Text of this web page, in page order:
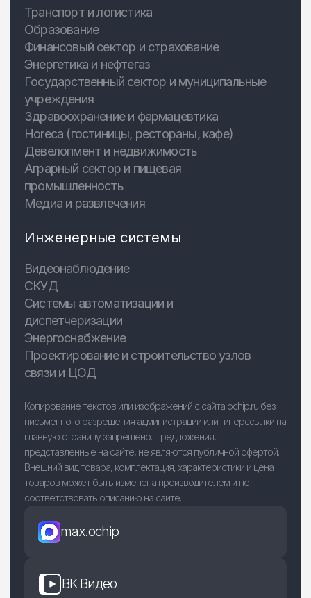
Транспорт и логистика
Образование
Финансовый сектор и страхование
Энергетика и нефтегаз
Государственный сектор и муниципальные
учреждения
Здравоохранение и фармацевтика
Horeca (гостиницы, рестораны, кафе)
Девелопмент и недвижимость
Аграрный сектор и пищевая
промышленность
Медиа и развлечения
Инженерные системы
Видеонаблюдение
СКУД
Системы автоматизации и
диспетчеризации
Энергоснабжение
Проектирование и строительство узлов
связи и ЦОД
Копирование текстов или изображений с сайта ochip.ru без
письменного разрешения администрации или гиперссылки на
главную страницу запрещено. Предложения,
представленные на сайте, не являются публичной офертой.
Внешний вид товара, комплектация, характеристики и цена
товаров может быть изменена производителем и не
соответствовать описанию на сайте.
max.ochip
ВК Видео